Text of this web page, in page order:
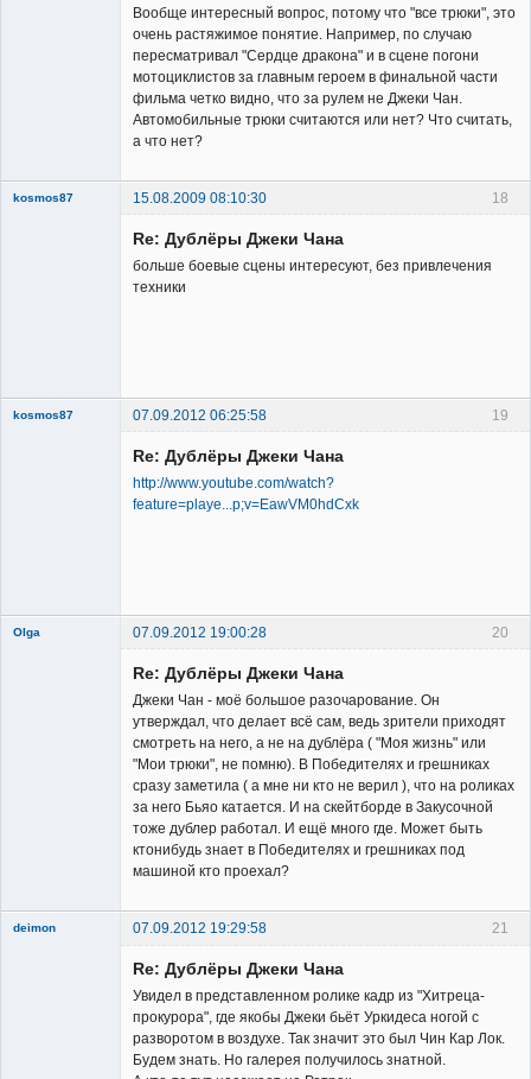
Вообще интересный вопрос, потому что "все трюки", это
очень растяжимое понятие. Например, по случаю
пересматривал "Сердце дракона" и в сцене погони
мотоциклистов за главным героем в финальной части
фильма четко видно, что за рулем не Джеки Чан.
Автомобильные трюки считаются или нет? Что считать,
а что нет?
18
kosmos87 15.08.2009 08:10:30
Re: Дублёры Джеки Чана
больше боевые сцены интересуют, без привлечения
техники
19
kosmos87 07.09.2012 06:25:58
Re: Дублёры Джеки Чана
http://www.youtube.com/watch?
feature=playe...p;v=EawVM0hdCxk
20
Olga 07.09.2012 19:00:28
Re: Дублёры Джеки Чана
Джеки Чан - моё большое разочарование. Он
утверждал, что делает всё сам, ведь зрители приходят
смотреть на него, а не на дублёра ( "Моя жизнь" или
"Мои трюки", не помню). В Победителях и грешниках
сразу заметила ( а мне ни кто не верил ), что на роликах
за него Бьяо катается. И на скейтборде в Закусочной
тоже дублер работал. И ещё много где. Может быть
ктонибудь знает в Победителях и грешниках под
машиной кто проехал?
21
deimon
07.09.2012 19:29:58
Re: Дублёры Джеки Чана
Увидел в представленном ролике кадр из "Хитреца-
прокурора", где якобы Джеки бьёт Уркидеса ногой с
разворотом в воздухе. Так значит это был Чин Кар Лок.
Будем знать. Но галерея получилось знатной.